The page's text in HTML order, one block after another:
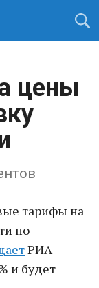
цены
тарифы на
по
РИА
и будет